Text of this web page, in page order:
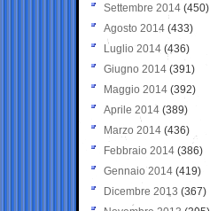
Settembre 2014 (450)
Agosto 2014 (433)
Luglio 2014 (436)
Giugno 2014 (391)
Maggio 2014 (392)
Aprile 2014 (389)
Marzo 2014 (436)
Febbraio 2014 (386)
Gennaio 2014 (419)
Dicembre 2013 (367)